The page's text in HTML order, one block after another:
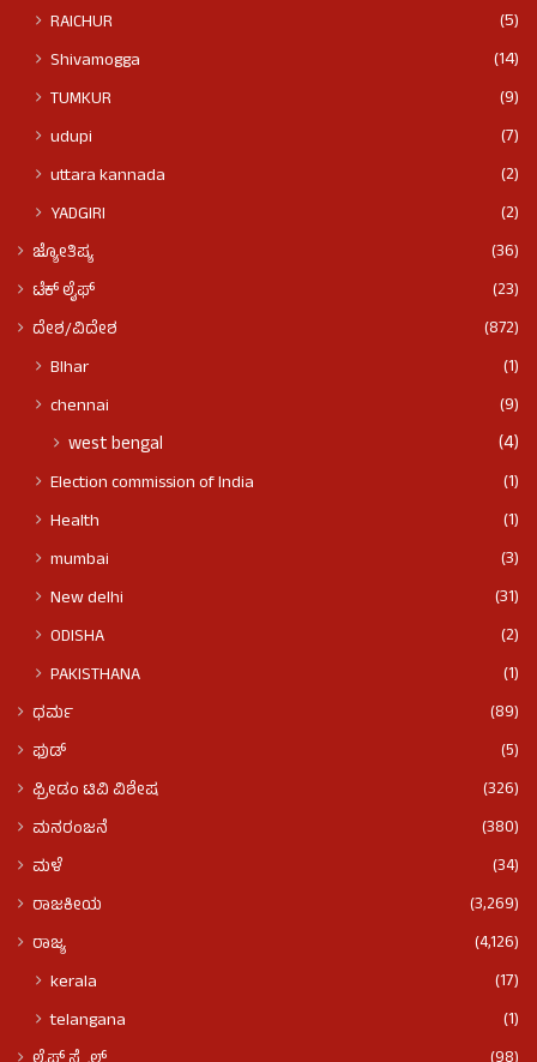
RAICHUR
(5)
Shivamogga
(14)
TUMKUR
(9)
udupi
(7)
uttara kannada
(2)
YADGIRI
(2)
ಜ್ಯೋತಿಷ್ಯ
(36)
ಟೆಕ್ ಲೈಫ್
(23)
ದೇಶ/ವಿದೇಶ
(872)
BIhar
(1)
chennai
(9)
west bengal (4)
Election commission of India
(1)
Health
(1)
mumbai
(3)
New delhi
(31)
ODISHA
(2)
PAKISTHANA
(1)
ಧರ್ಮ
(89)
ಫುಡ್​​
(5)
ಫ್ರೀಡಂ ಟಿವಿ ವಿಶೇಷ
(326)
ಮನರಂಜನೆ
(380)
ಮಳೆ
(34)
ರಾಜಕೀಯ
(3,269)
ರಾಜ್ಯ
(4,126)
kerala
(17)
telangana
(1)